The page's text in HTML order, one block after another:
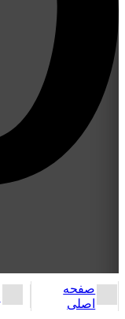
صفحه
اصلی